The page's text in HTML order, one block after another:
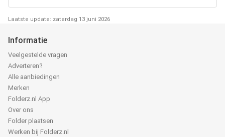
Laatste update: zaterdag 13 juni 2026
Informatie
Veelgestelde vragen
Adverteren?
Alle aanbiedingen
Merken
Folderz.nl App
Over ons
Folder plaatsen
Werken bij Folderz.nl